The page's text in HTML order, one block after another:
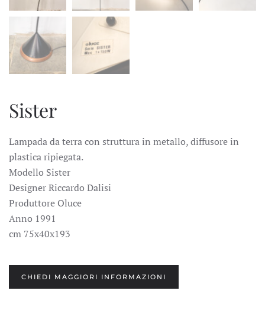
Sister
Lampada da terra con struttura in metallo, diffusore in
plastica ripiegata.
Modello Sister
Designer Riccardo Dalisi
Produttore Oluce
Anno 1991
cm 75x40x193
CHIEDI MAGGIORI INFORMAZIONI